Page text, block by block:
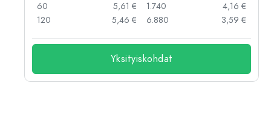
60
5,61 €
120
5,46 €
1.740
4,16 €
6.880
3,59 €
Yksityiskohdat